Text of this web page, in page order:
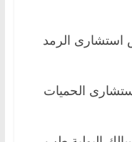
استشارى الرمد
الحميات